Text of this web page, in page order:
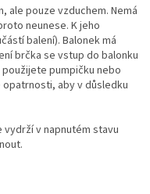
ale pouze vzduchem. Nemá
neunese. K jeho
balení). Balonek má
brčka se vstup do balonku
pumpičku nebo
aby v důsledku
v napnutém stavu